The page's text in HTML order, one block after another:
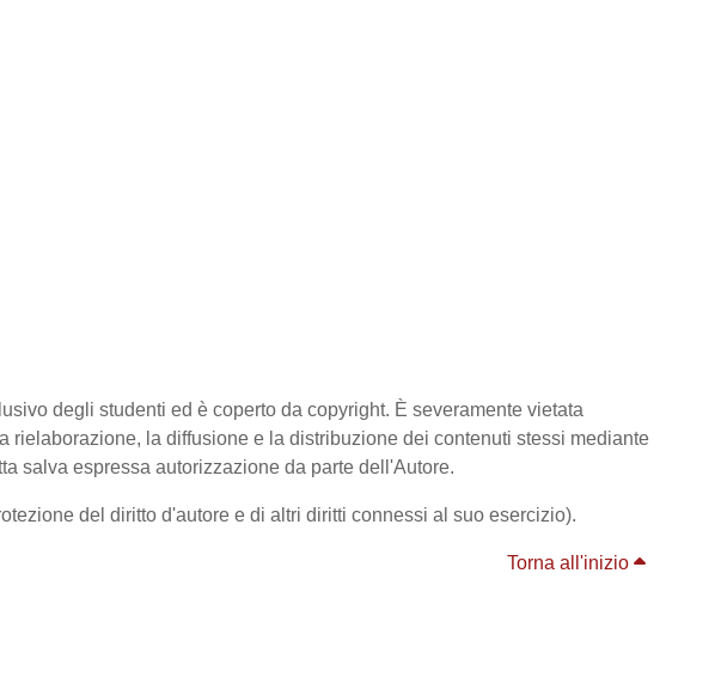
degli studenti ed è coperto da copyright. È severamente vietata
la diffusione e la distribuzione dei contenuti stessi mediante
salva espressa autorizzazione da parte dell'Autore.
del diritto d'autore e di altri diritti connessi al suo esercizio).
Torna all'inizio